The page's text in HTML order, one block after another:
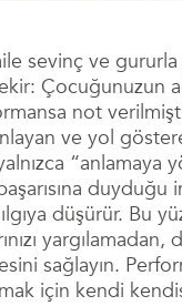
ve gururla
Çocuğunuzun
not
ve yol
“anlamaya
duyduğu
düşürür. Bu
sağlayın.
için kendi